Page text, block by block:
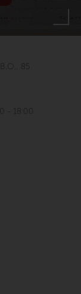
85
- 18:00